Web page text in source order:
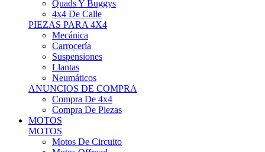
Quads Y Buggys
4x4 De Calle
PIEZAS PARA 4X4
Mecánica
Carrocería
Suspensiones
Llantas
Neumáticos
ANUNCIOS DE COMPRA
Compra De 4x4
Compra De Piezas
MOTOS
MOTOS
Motos De Circuito